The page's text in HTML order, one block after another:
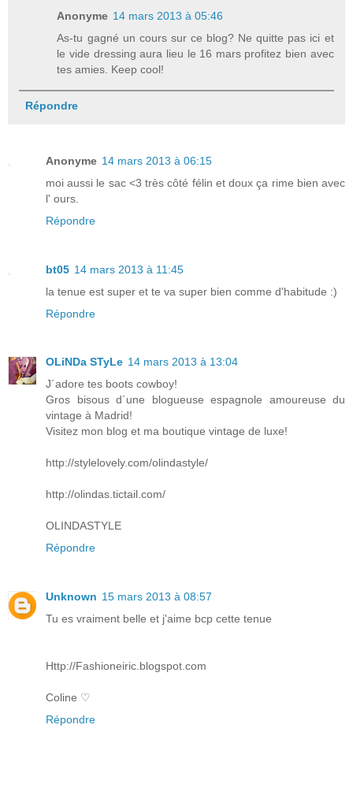
Anonyme 14 mars 2013 à 05:46
As-tu gagné un cours sur ce blog? Ne quitte pas ici et
le vide dressing aura lieu le 16 mars profitez bien avec
tes amies. Keep cool!
Répondre
Anonyme 14 mars 2013 à 06:15
moi aussi le sac <3 très côté félin et doux ça rime bien avec
l' ours.
Répondre
bt05 14 mars 2013 à 11:45
la tenue est super et te va super bien comme d'habitude :)
Répondre
OLiNDa STyLe 14 mars 2013 à 13:04
J´adore tes boots cowboy!
Gros bisous d´une blogueuse espagnole amoureuse du
vintage à Madrid!
Visitez mon blog et ma boutique vintage de luxe!
http://stylelovely.com/olindastyle/
http://olindas.tictail.com/
OLINDASTYLE
Répondre
Unknown 15 mars 2013 à 08:57
Tu es vraiment belle et j'aime bcp cette tenue
Http://Fashioneiric.blogspot.com
Coline ♡
Répondre